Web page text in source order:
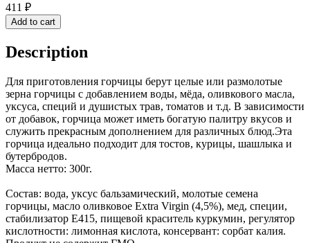
411 ₽
Add to cart
Description
Для приготовления горчицы берут целые или размолотые
зерна горчицы с добавлением воды, мёда, оливкового масла,
уксуса, специй и душистых трав, томатов и т.д. В зависимости
от добавок, горчица может иметь богатую палитру вкусов и
служить прекрасным дополнением для различных блюд.Эта
горчица идеально подходит для тостов, курицы, шашлыка и
бутербродов.
Масса нетто: 300г.
Состав: вода, уксус бальзамический, молотые семена
горчицы, масло оливковое Extra Virgin (4,5%), мед, специи,
стабилизатор Е415, пищевой краситель куркумин, регулятор
кислотности: лимонная кислота, консервант: сорбат калия.